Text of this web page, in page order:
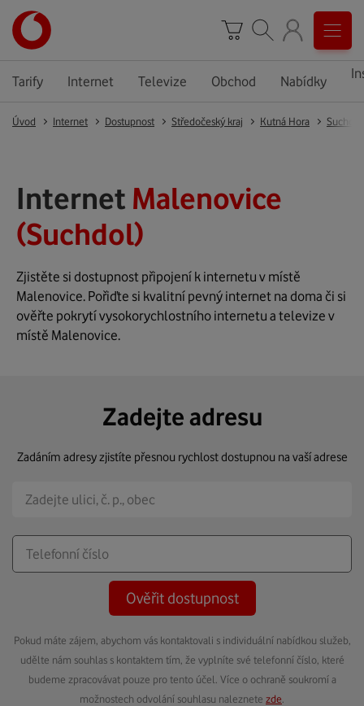
Tarify Internet Televize Obchod Nabídky
Úvod Internet Dostupnost Středočeský kraj Kutná Hora Suchdol
Internet Malenovice
(Suchdol)
Zjistěte si dostupnost připojení k internetu v místě
Malenovice. Pořiďte si kvalitní pevný internet na doma či si
ověřte pokrytí vysokorychlostního internetu a televize v
místě Malenovice.
Zadejte adresu
Zadáním adresy zjistíte přesnou rychlost dostupnou na vaší adrese
Ověřit dostupnost
Pokud máte zájem, abychom vás kontaktovali s individuální nabídkou služeb,
udělte nám souhlas s kontaktem tím, že vyplníte své telefonní číslo, které
budeme zpracovávat pouze pro tento účel. Více o ochraně soukromí a
možnostech odvolání souhlasu naleznete zde